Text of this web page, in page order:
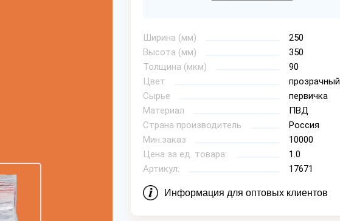
Ширина (мм)
250
Высота (мм)
350
Толщина (мкм)
90
Цвет
прозрачный
Сырье
первичка
Материал
ПВД
Страна производитель
Россия
Мин.заказ
10000
Цена за ед. товара:
1.0
Артикул:
17671
Информация для оптовых клиентов